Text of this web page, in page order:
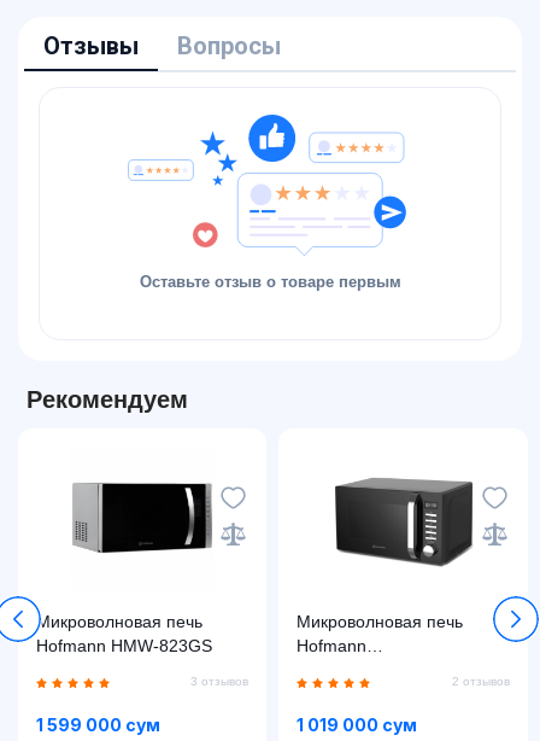
Отзывы Вопросы
Оставьте отзыв о товаре первым
Рекомендуем
Микроволновая печь
Hofmann HMW-823GS
3 отзывов
1 599 000 сум
Микроволновая печь
Hofmann
2 отзывов
1 019 000 сум